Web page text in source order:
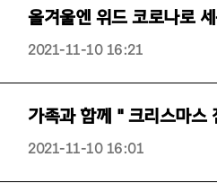
올겨울엔 위드 코로나로
2021-11-10 16:21
가족과 함께 " 크리스마스
2021-11-10 16:01